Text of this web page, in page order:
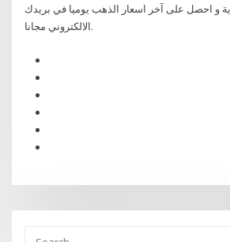
و احصل على آخر اسعار الذهب يوميا في بريدك
الالكتروني مجانا.